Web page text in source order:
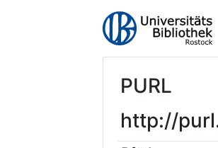
PURL
http://